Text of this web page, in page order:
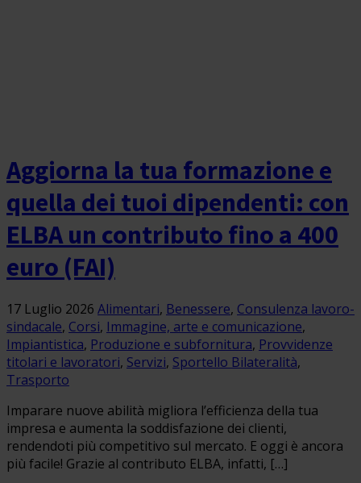
Aggiorna la tua formazione e
quella dei tuoi dipendenti: con
ELBA un contributo fino a 400
euro (FAI)
17 Luglio 2026 Alimentari, Benessere, Consulenza lavoro-
sindacale, Corsi, Immagine, arte e comunicazione,
Impiantistica, Produzione e subfornitura, Provvidenze
titolari e lavoratori, Servizi, Sportello Bilateralità,
Trasporto
Imparare nuove abilità migliora l’efficienza della tua
impresa e aumenta la soddisfazione dei clienti,
rendendoti più competitivo sul mercato. E oggi è ancora
più facile! Grazie al contributo ELBA, infatti, […]